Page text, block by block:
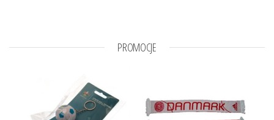
PROMOCJE